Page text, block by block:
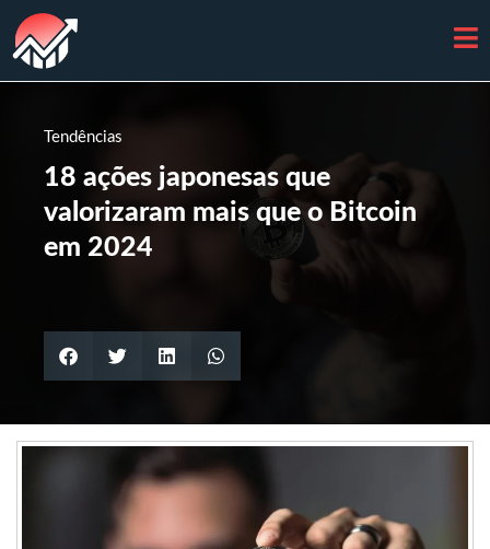
Tendências
18 ações japonesas que
valorizaram mais que o Bitcoin
em 2024